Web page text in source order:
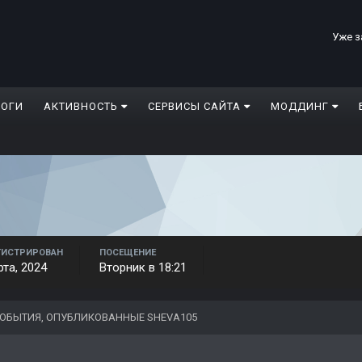
Уже
АКТИВНОСТЬ СЕРВИСЫ САЙТА МОДДИНГ
2024
ПОСЕЩЕНИЕ
Вторник в 18:21
ОПУБЛИКОВАННЫЕ SHEVA105